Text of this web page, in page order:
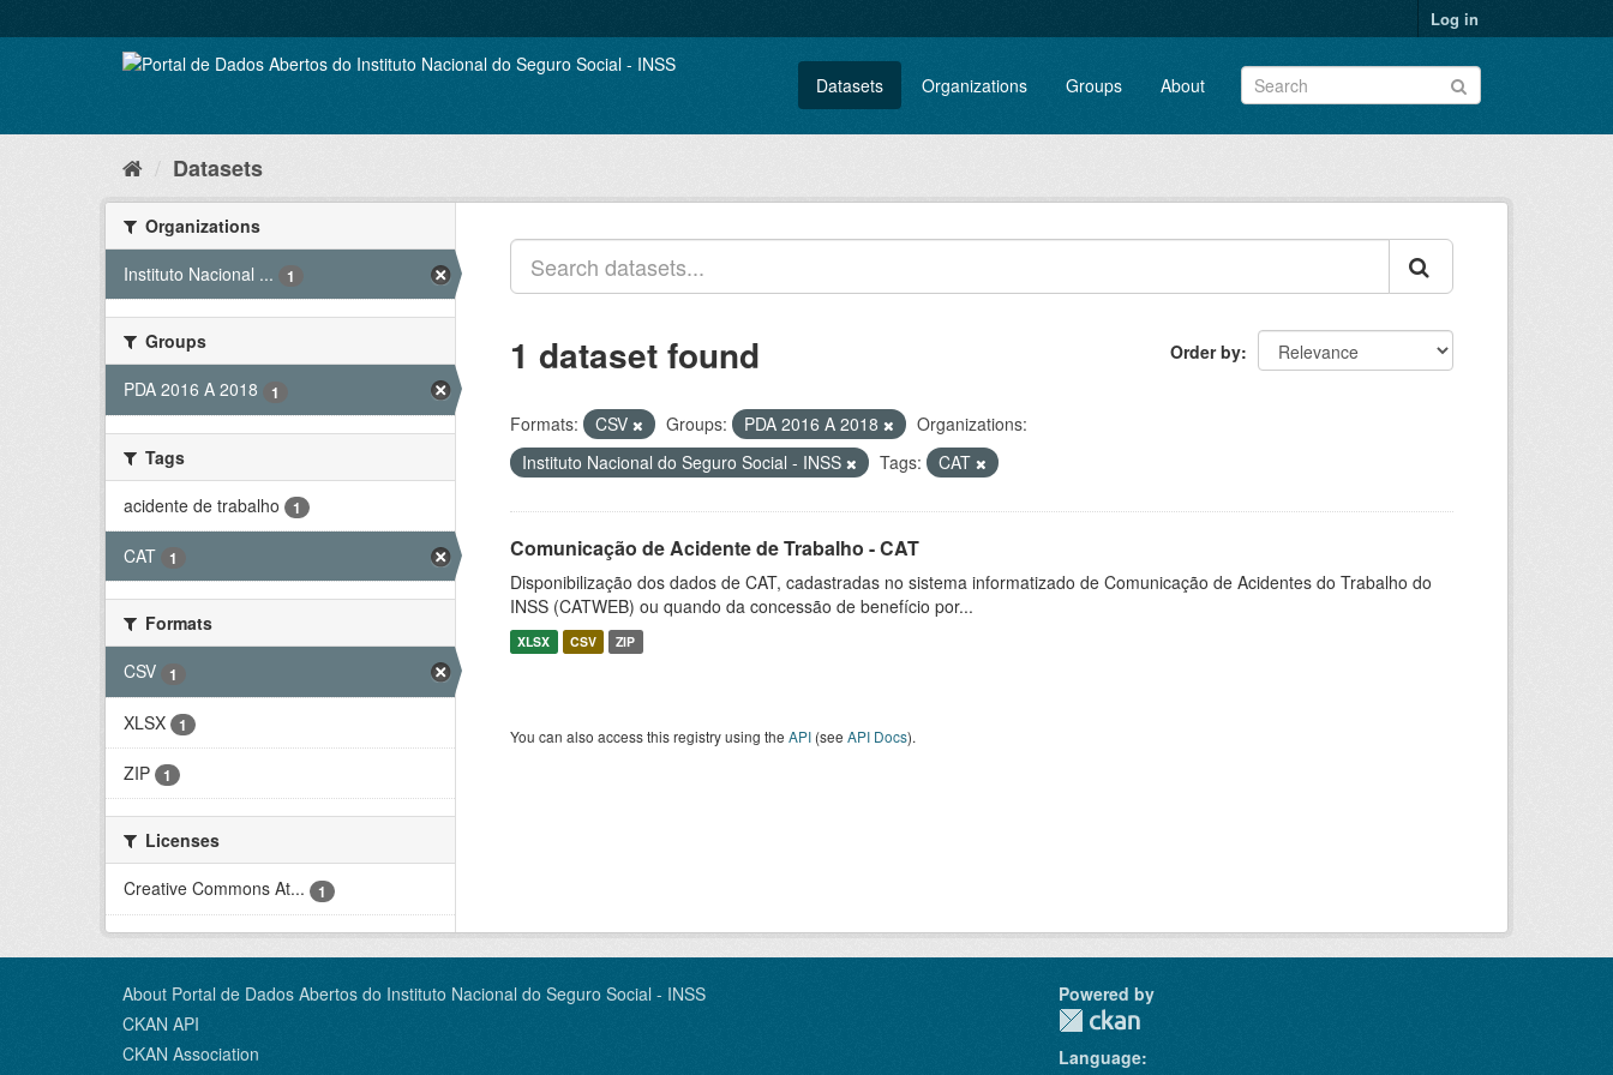
to
Log in
Datasets Organizations Groups About
Datasets
Organizations
Instituto Nacional ...
1
Groups
PDA 2016 A 2018
1
Tags
acidente de trabalho
1
CAT 1
Formats
CSV
1
XLSX 1
ZIP 1
Licenses
Creative Commons At...
1
Order by
1 dataset found
Formats: CSV Groups: PDA 2016 A 2018
Organizations:
Instituto Nacional do Seguro Social - INSS
Tags: CAT
Comunicação de Acidente de Trabalho - CAT
Disponibilização dos dados de CAT, cadastradas no sistema informatizado de Comunicação de Acidentes do Trabalho do
INSS (CATWEB) ou quando da concessão de benefício por...
XLSX CSV ZIP
You can also access this registry using the API (see API Docs).
About Portal de Dados Abertos do Instituto Nacional do Seguro Social - INSS
CKAN API
CKAN Association
Powered by
Language